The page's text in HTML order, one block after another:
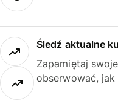
Śledź aktualne
Zapamiętaj
obserwować, jak